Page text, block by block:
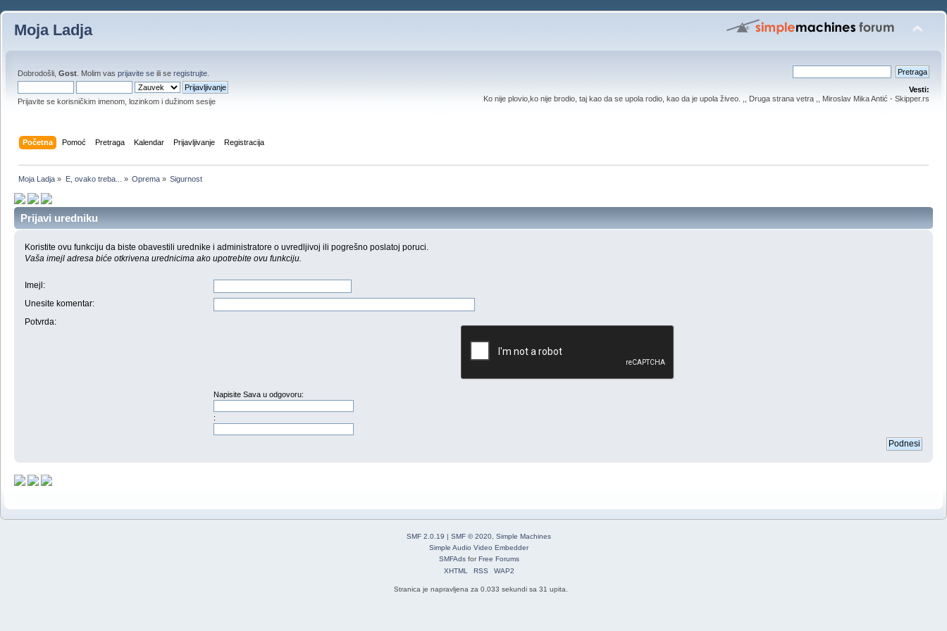
Moja Ladja
Dobrodošli, Gost . Molim vas prijavite se ili se registrujte
Prijavite se korisničkim imenom, lozinkom i dužinom sesije
Vesti:
Ko nije plovio,ko nije brodio, taj kao da se upola rodio, kao da je upola živeo. ,, Druga strana vetra ,, Miroslav Mika Antić - Skipper.rs
Početna Pomoć Pretraga Kalendar Prijavljivanje Registracija
Moja Ladja » E, ovako treba... » Oprema» Sigurnost
Prijavi uredniku
Koristite ovu funkciju da biste obavestili urednike i administratore o uvredljivoj ili pogrešno poslatoj poruci.
Vaša imejl adresa biće otkrivena urednicima ako upotrebite ovu funkciju.
Imejl :
Unesite komentar:
Potvrda:
Napisite Sava u odgovoru:
:
SMF 2.0.19 | SMF © 2020, Simple Machines
Simple Audio Video Embedder
SMFAdsforFree Forums
XHTML
RSS WAP2
Stranica je napravljena za 0.033 sekundi sa 31 upita.